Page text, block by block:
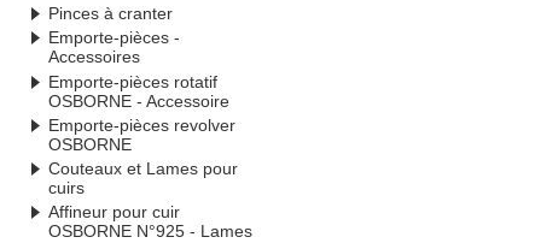
Pinces à cranter
Emporte-pièces -
Accessoires
Emporte-pièces rotatif
OSBORNE - Accessoire
Emporte-pièces revolver
OSBORNE
Couteaux et Lames pour
cuirs
Affineur pour cuir
OSBORNE N°925 - Lames